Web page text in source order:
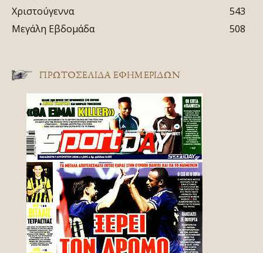
Χριστούγεννα
543
Μεγάλη Εβδομάδα
508
ΠΡΩΤΟΣΈΛΙΔΑ ΕΦΗΜΕΡΊΔΩΝ